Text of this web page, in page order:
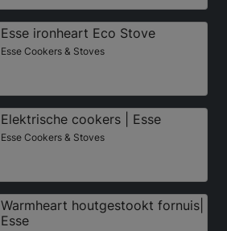
Esse ironheart Eco Stove
Esse Cookers & Stoves
Elektrische cookers | Esse
Esse Cookers & Stoves
Warmheart houtgestookt fornuis|
Esse